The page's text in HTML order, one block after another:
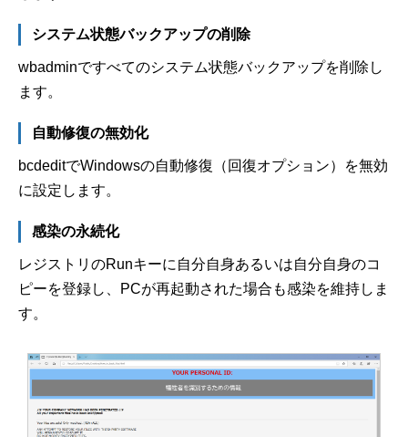
システム状態バックアップの削除
wbadminですべてのシステム状態バックアップを削除し
ます。
自動修復の無効化
bcdeditでWindowsの自動修復（回復オプション）を無効
に設定します。
感染の永続化
レジストリのRunキーに自分自身あるいは自分自身のコ
ピーを登録し、PCが再起動された場合も感染を維持しま
す。